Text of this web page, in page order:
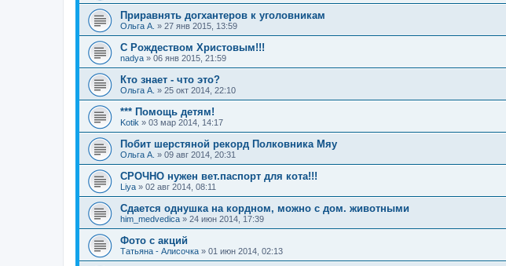
Приравнять догхантеров к уголовникам
Ольга А. » 27 янв 2015, 13:59
С Рождеством Христовым!!!
nadya » 06 янв 2015, 21:59
Кто знает - что это?
Ольга А. » 25 окт 2014, 22:10
*** Помощь детям!
Kotik » 03 мар 2014, 14:17
Побит шерстяной рекорд Полковника Мяу
Ольга А. » 09 авг 2014, 20:31
СРОЧНО нужен вет.паспорт для кота!!!
Liya » 02 авг 2014, 08:11
Сдается однушка на кордном, можно с дом. животными
him_medvedica » 24 июн 2014, 17:39
Фото с акций
Татьяна - Алисочка » 01 июн 2014, 02:13